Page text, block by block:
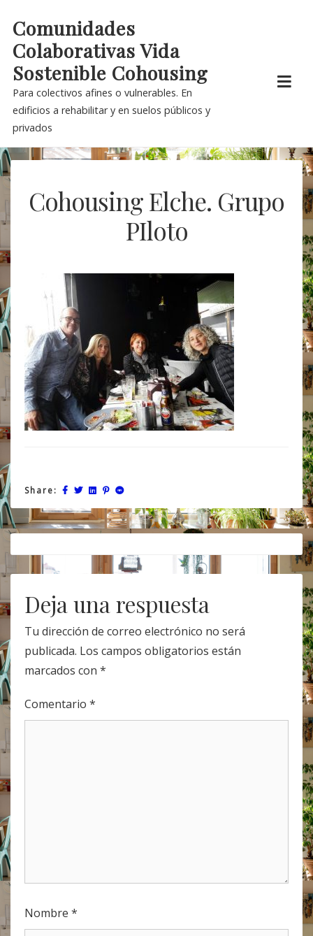
content
Comunidades
Colaborativas Vida
Sostenible Cohousing
Para colectivos afines o vulnerables. En
edificios a rehabilitar y en suelos públicos y
privados
Cohousing Elche. Grupo
PIloto
Share:
Post
navigation
Deja una respuesta
Tu dirección de correo electrónico no será
publicada. Los campos obligatorios están
marcados con *
Comentario *
Nombre *